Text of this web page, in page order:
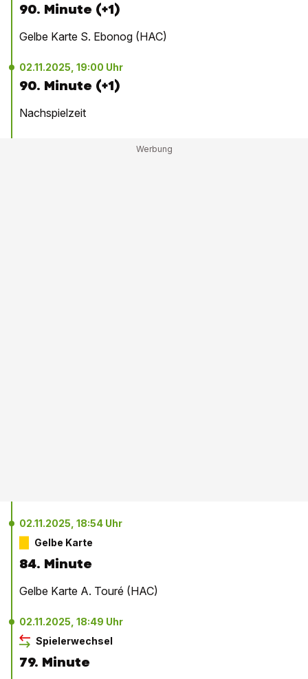
90. Minute (+1)
Gelbe Karte S. Ebonog (HAC)
02.11.2025, 19:00 Uhr
90. Minute (+1)
Nachspielzeit
02.11.2025, 18:54 Uhr
Gelbe Karte
84. Minute
Gelbe Karte A. Touré (HAC)
02.11.2025, 18:49 Uhr
Spielerwechsel
79. Minute